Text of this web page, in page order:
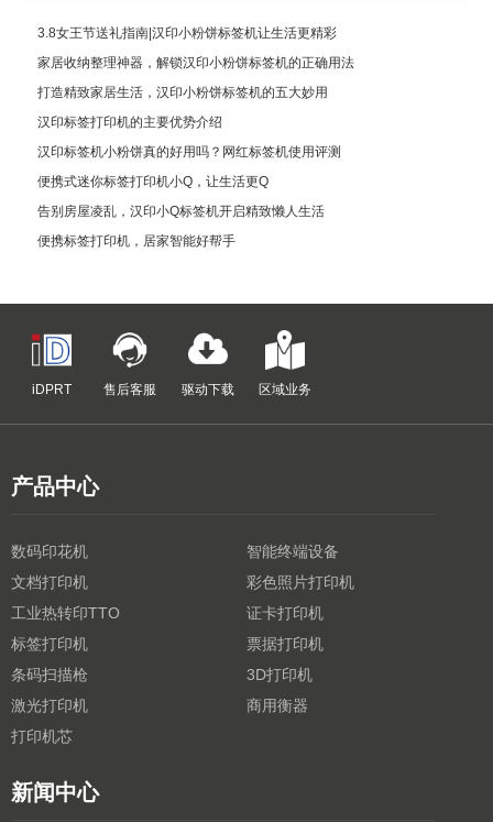
3.8女王节送礼指南|汉印小粉饼标签机让生活更精彩
家居收纳整理神器，解锁汉印小粉饼标签机的正确用法
打造精致家居生活，汉印小粉饼标签机的五大妙用
汉印标签打印机的主要优势介绍
汉印标签机小粉饼真的好用吗？网红标签机使用评测
便携式迷你标签打印机小Q，让生活更Q
告别房屋凌乱，汉印小Q标签机开启精致懒人生活
便携标签打印机，居家智能好帮手
iDPRT 售后客服 驱动下载 区域业务
产品中心
数码印花机
智能终端设备
文档打印机
彩色照片打印机
工业热转印TTO
证卡打印机
标签打印机
票据打印机
条码扫描枪
3D打印机
激光打印机
商用衡器
打印机芯
新闻中心